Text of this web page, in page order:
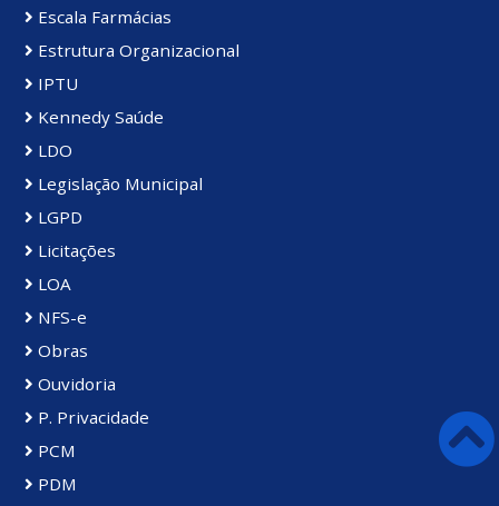
Escala Farmácias
Estrutura Organizacional
IPTU
Kennedy Saúde
LDO
Legislação Municipal
LGPD
Licitações
LOA
NFS-e
Obras
Ouvidoria
P. Privacidade
PCM
PDM